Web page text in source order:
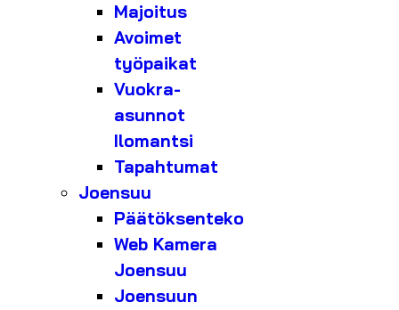
Majoitus
Avoimet
työpaikat
Vuokra-
asunnot
Ilomantsi
Tapahtumat
Joensuu
Päätöksenteko
Web Kamera
Joensuu
Joensuun